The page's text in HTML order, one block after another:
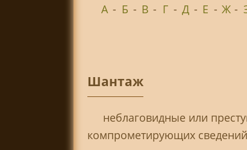
А - Б - В - Г - Д - Е - Ж -
Шантаж
неблаговидные или
компрометирующих